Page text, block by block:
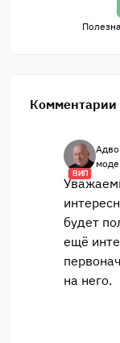
Комментарии
ВИП
будет
ещё
на него.